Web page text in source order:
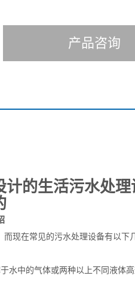
产品咨询
计的生活污水处理
现在常见的污水处理设备有以下
水中的气体或两种以上不同液体